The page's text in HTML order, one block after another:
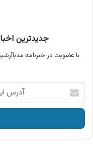
جدیدترین
با عضویت در خبرنامه
آدرس
ایمیل
خود
وارد
کنید